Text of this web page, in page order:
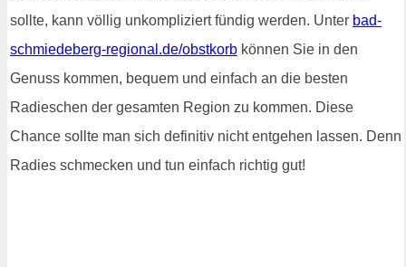
sollte, kann völlig unkompliziert fündig werden. Unter bad-
schmiedeberg-regional.de/obstkorb können Sie in den
Genuss kommen, bequem und einfach an die besten
Radieschen der gesamten Region zu kommen. Diese
Chance sollte man sich definitiv nicht entgehen lassen. Denn
Radies schmecken und tun einfach richtig gut!